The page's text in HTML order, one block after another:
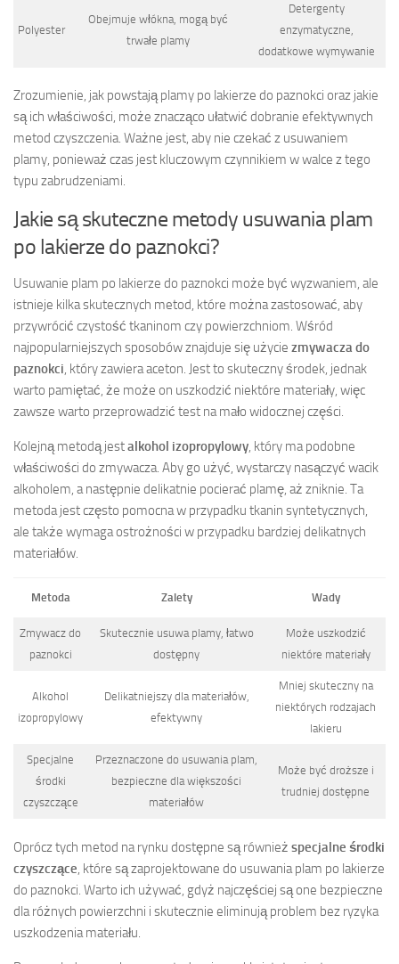
Polyester
Obejmuje włókna, mogą być
trwałe plamy
Detergenty
enzymatyczne,
dodatkowe wymywanie
Zrozumienie, jak powstają plamy po lakierze do paznokci oraz jakie
są ich właściwości, może znacząco ułatwić dobranie efektywnych
metod czyszczenia. Ważne jest, aby nie czekać z usuwaniem
plamy, ponieważ czas jest kluczowym czynnikiem w walce z tego
typu zabrudzeniami.
Jakie są skuteczne metody usuwania plam
po lakierze do paznokci?
Usuwanie plam po lakierze do paznokci może być wyzwaniem, ale
istnieje kilka skutecznych metod, które można zastosować, aby
przywrócić czystość tkaninom czy powierzchniom. Wśród
najpopularniejszych sposobów znajduje się użycie zmywacza do
paznokci, który zawiera aceton. Jest to skuteczny środek, jednak
warto pamiętać, że może on uszkodzić niektóre materiały, więc
zawsze warto przeprowadzić test na mało widocznej części.
Kolejną metodą jestalkohol izopropylowy, który ma podobne
właściwości do zmywacza. Aby go użyć, wystarczy nasączyć wacik
alkoholem, a następnie delikatnie pocierać plamę, aż zniknie. Ta
metoda jest często pomocna w przypadku tkanin syntetycznych,
ale także wymaga ostrożności w przypadku bardziej delikatnych
materiałów.
Metoda Zalety Wady
Zmywacz do
paznokci
Skutecznie usuwa plamy, łatwo
dostępny
Może uszkodzić
niektóre materiały
Alkohol
izopropylowy
Delikatniejszy dla materiałów,
efektywny
Mniej skuteczny na
niektórych rodzajach
lakieru
Specjalne
środki
czyszczące
Przeznaczone do usuwania plam,
bezpieczne dla większości
materiałów
Może być droższe i
trudniej dostępne
Oprócz tych metod na rynku dostępne są również specjalne środki
czyszczące, które są zaprojektowane do usuwania plam po lakierze
do paznokci. Warto ich używać, gdyż najczęściej są one bezpieczne
dla różnych powierzchni i skutecznie eliminują problem bez ryzyka
uszkodzenia materiału.